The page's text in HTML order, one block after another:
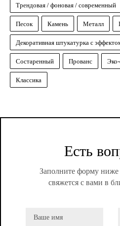
Трендовая / фоновая / современный
Песок Камень Металл
Декоративная штукатурка с
Состаренный Прованс
Классика
Есть
Заполните форму
свяжется с вами в